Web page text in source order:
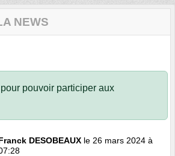
NEWS
pour pouvoir participer aux
DESOBEAUX le 26 mars 2024 à